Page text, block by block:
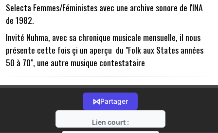
Selecta Femmes/Féministes avec une archive sonore de l'INA
de 1982.
Invité Nuhma, avec sa chronique musicale mensuelle, il nous
présente cette fois çi un aperçu du "Folk aux States années
50 à 70", une autre musique contestataire
⋈Partager
Lien court :